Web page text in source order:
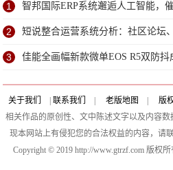
1 智邦国际ERP系统邂逅人工智能，
2 短说整合运营系统分析：社区论坛
式
3 佳能全画幅新款微单EOS R5双防
睛
关于我们 联系我们 老版地图 版
相关作品的原创性、文中陈述文字以及内容
现本网站上有侵犯您的合法权益的内容，请
Copyright © 2019 http://www.gtrzf.com 版权